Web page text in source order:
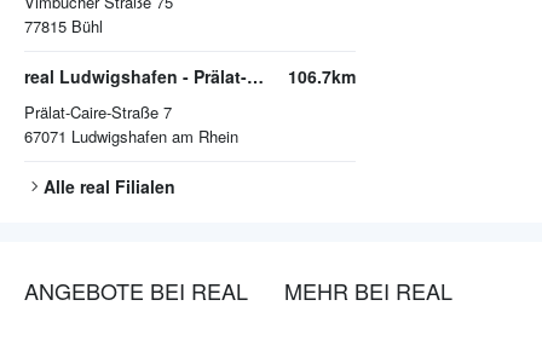
77815 Bühl
real Ludwigshafen - Prälat-Caire-Straße
Prälat-Caire-Straße 7
67071 Ludwigshafen am Rhein
106.7km
Alle real Filialen
ANGEBOTE BEI REAL MEHR BEI REAL